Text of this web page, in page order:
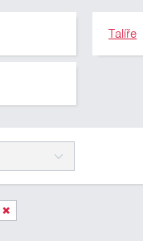
Talíře